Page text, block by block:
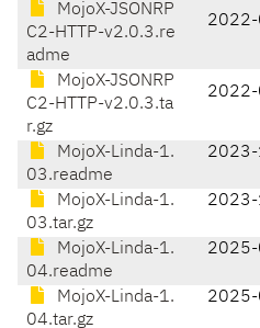
MojoX-JSONRP
C2-HTTP-v2.0.3.re
adme
MojoX-JSONRP
C2-HTTP-v2.0.3.ta
r.gz
MojoX-Linda-1.
03.readme
MojoX-Linda-1.
03.tar.gz
MojoX-Linda-1.
04.readme
MojoX-Linda-1.
04.tar.gz